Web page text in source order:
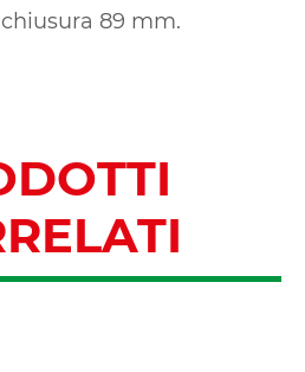
89 mm.